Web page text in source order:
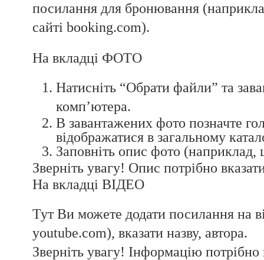
посилання для бронювання
сайті booking.com).
На вкладці ФОТО
Натисніть “Обрати файли” та
комп’ютера.
В завантажених фото позначте
відображатися в загальному
Заповніть опис фото (наприклад,
Зверніть увагу! Опис потрібно
На вкладці ВІДЕО
Тут Ви можете додати посилання на
youtube.com), вказати назву, автора.
Зверніть увагу! Інформацію потрібно